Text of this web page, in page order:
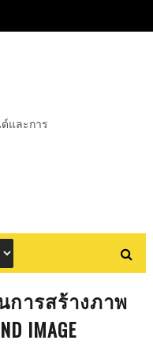
และการ
ารสร้างภาพ
IMAGE